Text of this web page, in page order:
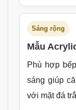
Sáng rộng
Mẫu
Phù hợp
sáng giúp
với mặt đá